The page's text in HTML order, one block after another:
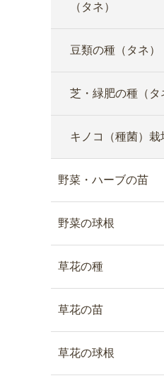
（タネ）
豆類の種（タネ）
芝・緑肥の種（タ
キノコ（種菌）栽
野菜・ハーブの苗
野菜の球根
草花の種
草花の苗
草花の球根